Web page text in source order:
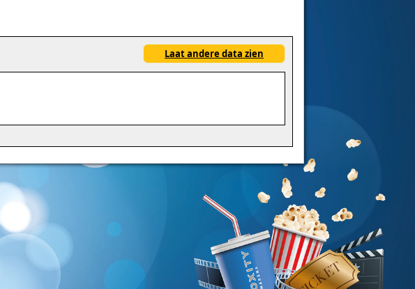
Laat andere data zien